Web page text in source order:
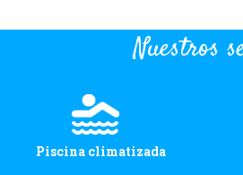
Nuestros
Piscina climatizada